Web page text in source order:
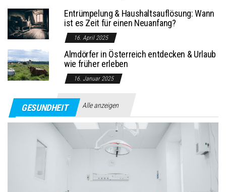
Entrümpelung & Haushaltsauflösung: Wann
ist es Zeit für einen Neuanfang?
16. April 2025
Almdörfer in Österreich entdecken & Urlaub
wie früher erleben
16. Januar 2025
GESUNDHEIT Alle anzeigen